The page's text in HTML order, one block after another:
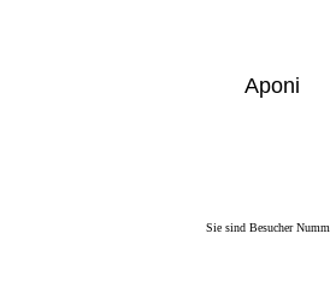
Aponi
Sie sind Besucher